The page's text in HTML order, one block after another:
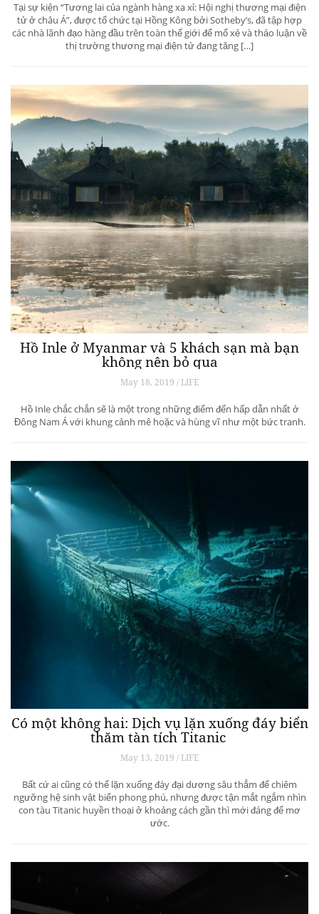
Tại sự kiện “Tương lai của ngành hàng xa xỉ: Hội nghị thương mại điện
tử ở châu Á”, được tổ chức tại Hồng Kông bởi Sotheby’s, đã tập hợp
các nhà lãnh đạo hàng đầu trên toàn thế giới để mổ xẻ và thảo luận về
thị trường thương mại điện tử đang tăng […]
Hồ Inle ở Myanmar và 5 khách sạn mà bạn
không nên bỏ qua
May 18, 2019 / LIFE
Hồ Inle chắc chắn sẽ là một trong những điểm đến hấp dẫn nhất ở
Đông Nam Á với khung cảnh mê hoặc và hùng vĩ như một bức tranh.
Có một không hai: Dịch vụ lặn xuống đáy biển
thăm tàn tích Titanic
May 13, 2019 / LIFE
Bất cứ ai cũng có thể lặn xuống đáy đại dương sâu thẳm để chiêm
ngưỡng hệ sinh vật biển phong phú, nhưng được tận mắt ngắm nhìn
con tàu Titanic huyền thoại ở khoảng cách gần thì mới đáng để mơ
ước.